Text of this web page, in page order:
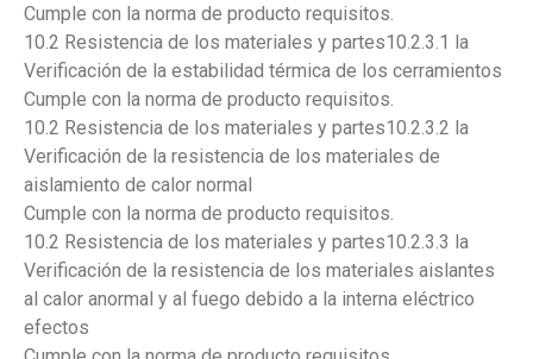
Cumple con la norma de producto requisitos.
10.2 Resistencia de los materiales y partes10.2.3.1 la
Verificación de la estabilidad térmica de los cerramientos
Cumple con la norma de producto requisitos.
10.2 Resistencia de los materiales y partes10.2.3.2 la
Verificación de la resistencia de los materiales de
aislamiento de calor normal
Cumple con la norma de producto requisitos.
10.2 Resistencia de los materiales y partes10.2.3.3 la
Verificación de la resistencia de los materiales aislantes
al calor anormal y al fuego debido a la interna eléctrico
efectos